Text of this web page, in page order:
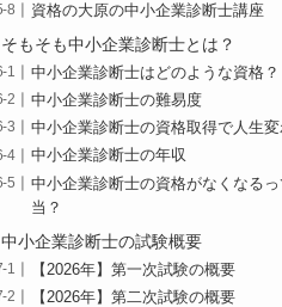
資格の大原の中小企業診断士講座
そもそも中小企業診断士とは？
中小企業診断士はどのような資格？
中小企業診断士の難易度
中小企業診断士の資格取得で人生変
中小企業診断士の年収
中小企業診断士の資格がなくなる
当？
中小企業診断士の試験概要
【2026年】第一次試験の概要
【2026年】第二次試験の概要